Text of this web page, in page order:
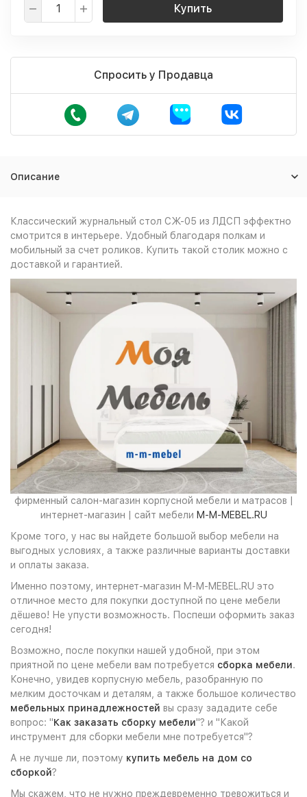
Купить
Спросить у Продавца
Описание
Классический журнальный стол СЖ-05 из ЛДСП эффектно
смотрится в интерьере. Удобный благодаря полкам и
мобильный за счет роликов. Купить такой столик можно с
доставкой и гарантией.
фирменный салон-магазин корпусной мебели и матрасов |
интернет-магазин | сайт мебели M-M-MEBEL.RU
Кроме того, у нас вы найдете большой выбор мебели на
выгодных условиях, а также различные варианты доставки
и оплаты заказа.
Именно поэтому, интернет-магазин M-M-MEBEL.RU это
отличное место для покупки доступной по цене мебели
дёшево! Не упусти возможность. Поспеши оформить заказ
сегодня!
Возможно, после покупки нашей удобной, при этом
приятной по цене мебели вам потребуется сборка мебели.
Конечно, увидев корпусную мебель, разобранную по
мелким досточкам и деталям, а также большое количество
мебельных принадлежностей вы сразу зададите себе
вопрос: "Как заказать сборку мебели"? и "Какой
инструмент для сборки мебели мне потребуется"?
А не лучше ли, поэтому купить мебель на дом со
сборкой?
Мы скажем, что не нужно преждевременно тревожиться и